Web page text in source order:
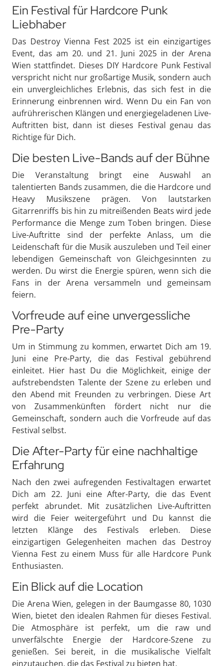
Ein Festival für Hardcore Punk
Liebhaber
Das Destroy Vienna Fest 2025 ist ein einzigartiges
Event, das am 20. und 21. Juni 2025 in der Arena
Wien stattfindet. Dieses DIY Hardcore Punk Festival
verspricht nicht nur großartige Musik, sondern auch
ein unvergleichliches Erlebnis, das sich fest in die
Erinnerung einbrennen wird. Wenn Du ein Fan von
aufrührerischen Klängen und energiegeladenen Live-
Auftritten bist, dann ist dieses Festival genau das
Richtige für Dich.
Die besten Live-Bands auf der Bühne
Die Veranstaltung bringt eine Auswahl an
talentierten Bands zusammen, die die Hardcore und
Heavy Musikszene prägen. Von lautstarken
Gitarrenriffs bis hin zu mitreißenden Beats wird jede
Performance die Menge zum Toben bringen. Diese
Live-Auftritte sind der perfekte Anlass, um die
Leidenschaft für die Musik auszuleben und Teil einer
lebendigen Gemeinschaft von Gleichgesinnten zu
werden. Du wirst die Energie spüren, wenn sich die
Fans in der Arena versammeln und gemeinsam
feiern.
Vorfreude auf eine unvergessliche
Pre-Party
Um in Stimmung zu kommen, erwartet Dich am 19.
Juni eine Pre-Party, die das Festival gebührend
einleitet. Hier hast Du die Möglichkeit, einige der
aufstrebendsten Talente der Szene zu erleben und
den Abend mit Freunden zu verbringen. Diese Art
von Zusammenkünften fördert nicht nur die
Gemeinschaft, sondern auch die Vorfreude auf das
Festival selbst.
Die After-Party für eine nachhaltige
Erfahrung
Nach den zwei aufregenden Festivaltagen erwartet
Dich am 22. Juni eine After-Party, die das Event
perfekt abrundet. Mit zusätzlichen Live-Auftritten
wird die Feier weitergeführt und Du kannst die
letzten Klänge des Festivals erleben. Diese
einzigartigen Gelegenheiten machen das Destroy
Vienna Fest zu einem Muss für alle Hardcore Punk
Enthusiasten.
Ein Blick auf die Location
Die Arena Wien, gelegen in der Baumgasse 80, 1030
Wien, bietet den idealen Rahmen für dieses Festival.
Die Atmosphäre ist perfekt, um die raw und
unverfälschte Energie der Hardcore-Szene zu
genießen. Sei bereit, in die musikalische Vielfalt
einzutauchen, die das Festival zu bieten hat.